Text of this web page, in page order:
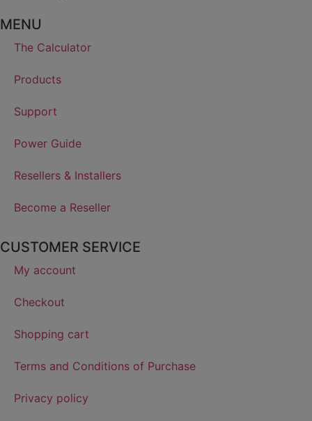
MENU
The Calculator
Products
Support
Power Guide
Resellers & Installers
Become a Reseller
CUSTOMER SERVICE
My account
Checkout
Shopping cart
Terms and Conditions of Purchase
Privacy policy